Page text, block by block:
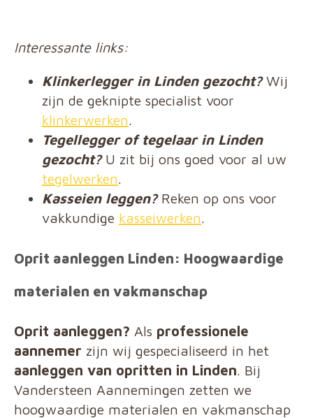
Interessante links:
Klinkerlegger in Linden gezocht?Wij
zijn de geknipte specialist voor
klinkerwerken.
Tegellegger of tegelaar in Linden
gezocht?U zit bij ons goed voor al uw
tegelwerken.
Kasseien leggen? Reken op ons voor
vakkundige kasseiwerken.
Oprit aanleggen Linden: Hoogwaardige
materialen en vakmanschap
Oprit aanleggen? Als professionele
aannemer zijn wij gespecialiseerd in het
aanleggen van opritten in Linden. Bij
Vandersteen Aannemingen zetten we
hoogwaardige materialen en vakmanschap